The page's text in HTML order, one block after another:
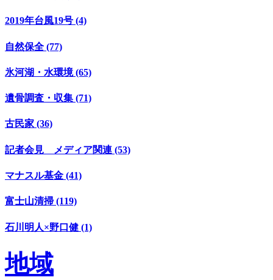
2019年台風19号 (4)
自然保全 (77)
氷河湖・水環境 (65)
遺骨調査・収集 (71)
古民家 (36)
記者会見 メディア関連 (53)
マナスル基金 (41)
富士山清掃 (119)
石川明人×野口健 (1)
地域